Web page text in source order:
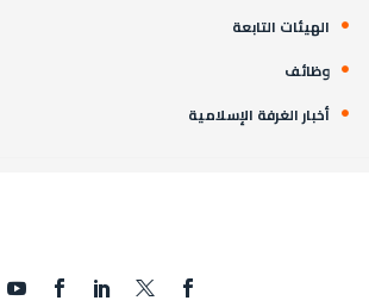
الهيئات التابعة
وظائف
أخبار الغرفة الإسلامية